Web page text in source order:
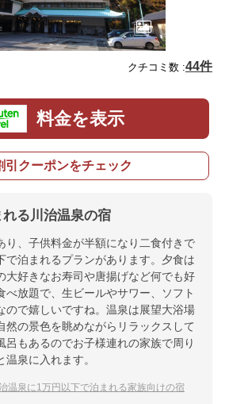
クチコミ数 :44件
料金を表示
引クーポンをチェック
る川治温泉の宿
り、子供料金が半額になり二食付きで
で泊まれるプランがあります。夕食は
大好きなお寿司や唐揚げなど何でも好
べ放題で、生ビールやサワー、ソフト
ので嬉しいですね。温泉は展望大浴場
然の景色を眺めながらリラックスして
呂もあるのでお子様連れの家族で周り
泉に入れます。
治温泉に1万円以下で泊まれる家族向けの宿